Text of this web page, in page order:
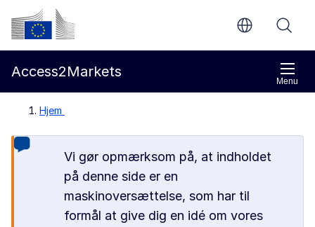
Gå til indholdet
Europa-Kommissionen
Menu
Access2Markets
Hjem
Vi gør opmærksom på, at indholdet
på denne side er en
maskinoversættelse, som har til
formål at give dig en idé om vores